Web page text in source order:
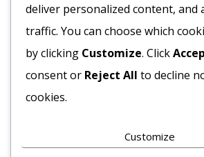
Forma Leválasztó Spray
3306Ft
Bruttó egység ár:ft/db.
Kosárba teszem
Gomba
350/170
502Ft
Bruttó
deliver personalized content, and
traffic. You can choose which
by clicking Customize. Click
consent or Reject All to decline
cookies.
Customize